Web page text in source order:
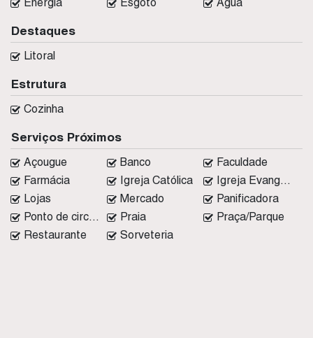
Serviços Próximos
Açougue Banco
Faculdade
Farmácia
Igreja Católica
Igreja Evangélica
Lojas
Mercado
Panificadora
Ponto de circular
Praia
Praça/Parque
Restaurante
Sorveteria
Estrutura
Cozinha
Destaques
Litoral